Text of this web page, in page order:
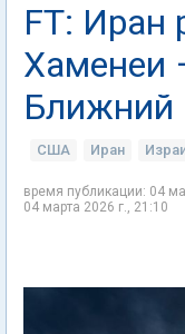
FT: Иран
Хаменеи
Ближний
США Иран
время публикации: 04
04 марта 2026 г., 21:10